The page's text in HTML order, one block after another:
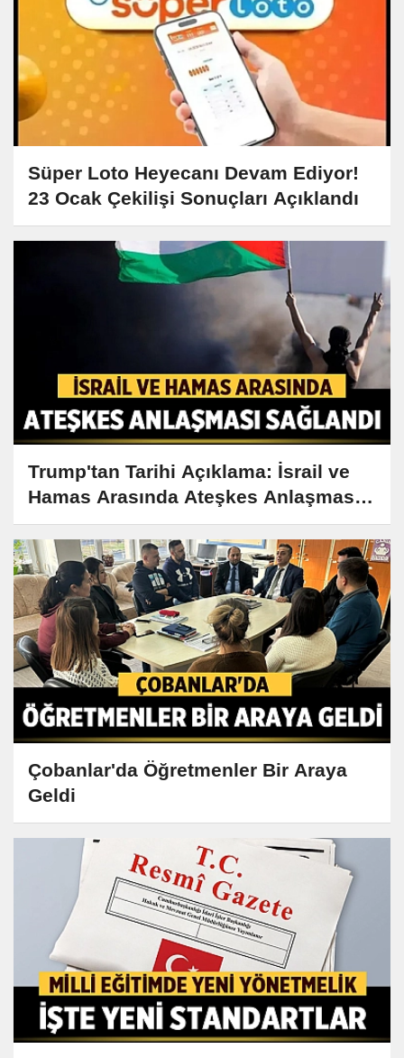
Süper Loto Heyecanı Devam Ediyor!
23 Ocak Çekilişi Sonuçları Açıklandı
Trump'tan Tarihi Açıklama: İsrail ve
Hamas Arasında Ateşkes Anlaşması
Sağlandı
Çobanlar'da Öğretmenler Bir Araya
Geldi